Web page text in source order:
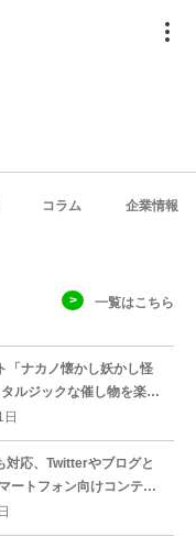
コラム 企業情報
一覧はこちら
「ナカノ懐かし妖かし怪
ルジックな催し物を楽し
nakanoayakashi.com
日
対応、Twitterやブログと
ートフォン向けコンテン
Ｐ『ＢＰ』サービスリ